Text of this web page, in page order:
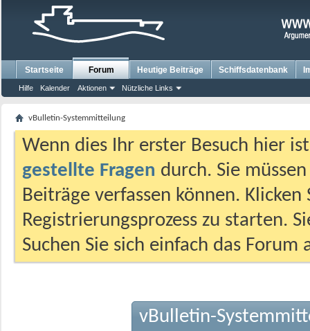
Startseite Forum
Hilfe Kalender Aktionen Nützliche Links
Heutige Beiträge Schiffsdatenbank
vBulletin-Systemmitteilung
Wenn dies Ihr erster Besuch hier
gestellte Fragen durch. Sie
Beiträge verfassen können.
Registrierungsprozess zu starten.
Suchen Sie sich einfach das
vBulletin-